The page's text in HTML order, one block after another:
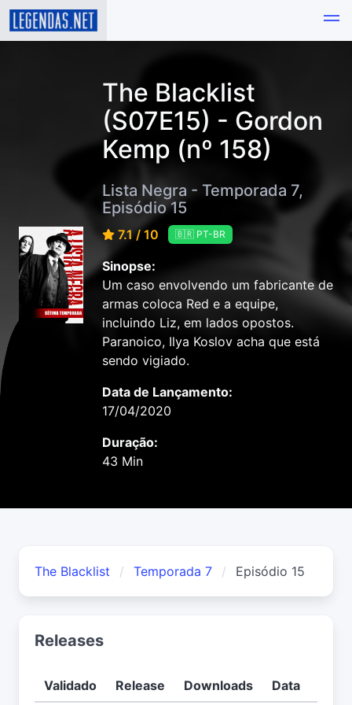
The Blacklist
(S07E15) - Gordon
Kemp (nº 158)
Lista Negra - Temporada 7,
Episódio 15
7.1 / 10 🇧🇷 PT-BR
Sinopse:
Um caso envolvendo um fabricante de
armas coloca Red e a equipe,
incluindo Liz, em lados opostos.
Paranoico, Ilya Koslov acha que está
sendo vigiado.
Data de Lançamento:
17/04/2020
Duração:
43 Min
The Blacklist Temporada 7 Episódio 15
Releases
Validado Release Downloads Data